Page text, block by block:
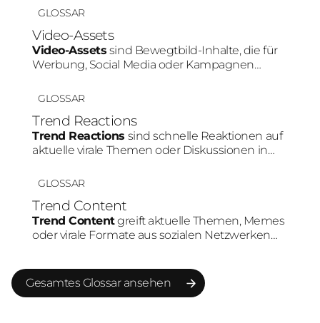
wichtiges Signal für relevanten Content und
GLOSSAR
Video-Assets
Video-Assets sind Bewegtbild-Inhalte, die für
Werbung, Social Media oder Kampagnen
wie TikTok oder Instagram erzielen Videos
Engagement-Raten als statische Inhalte.
GLOSSAR
Trend Reactions
Trend Reactions sind schnelle Reaktionen auf
aktuelle virale Themen oder Diskussionen in
Geschwindigkeit können Marken ihre Relevanz
Community-Gespräche eingebunden werden.
GLOSSAR
Trend Content
Trend Contentgreift aktuelle Themen, Memes
oder virale Formate aus sozialen Netzwerken
Plattform-Dynamiken zu werden.
Gesamtes Glossar ansehen
Gesamtes Glossar ansehen